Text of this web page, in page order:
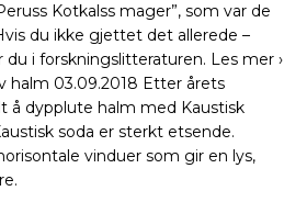
Kotkalss mager”, som var de
du ikke gjettet det allerede –
du i forskningslitteraturen. Les mer ›
halm 03.09.2018 Etter årets
å dypplute halm med Kaustisk
soda er sterkt etsende.
vinduer som gir en lys,